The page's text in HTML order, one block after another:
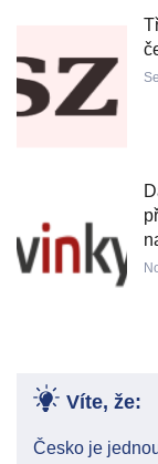
Víte, že:
Česko je